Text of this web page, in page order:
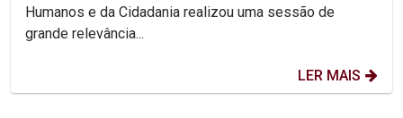
Humanos e da Cidadania realizou uma sessão de
grande relevância...
LER MAIS